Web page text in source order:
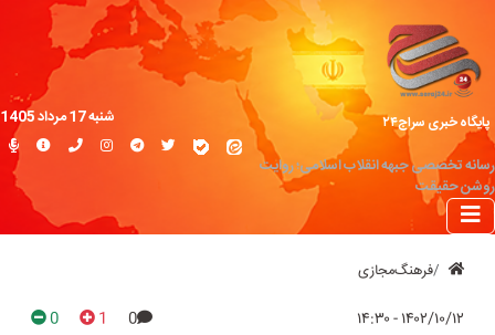
پایگاه خبری سراج۲۴
رسانه تخصصی جبهه انقلاب اسلامی؛ روایت
روشن حقیقت
شنبه 17 مرداد 1405
فرهنگ‌مجازی
۱۴۰۲/۱۰/۱۲ - ۱۴:۳۰ 0
1
0